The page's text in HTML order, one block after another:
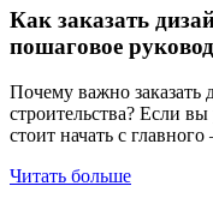
Как заказать
пошаговое
Почему важно заказать
строительства? Если
стоит начать с
Читать больше